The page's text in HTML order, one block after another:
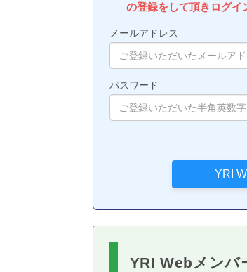
の登録をして頂きログイ
メールアドレス
パスワード
YRI Webメンバ